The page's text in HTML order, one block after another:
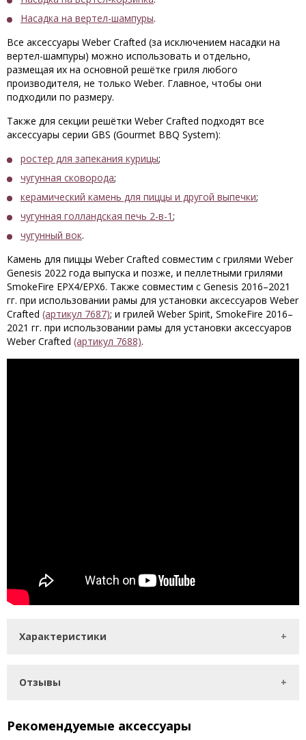
Насадка на вертел-шампуры.
Все аксессуары Weber Crafted (за исключением насадки на
вертел-шампуры) можно использовать и отдельно,
размещая их на основной решётке гриля любого
производителя, не только Weber. Главное, чтобы они
подходили по размеру.
Также для секции решётки Weber Crafted подходят все
аксессуары серии GBS (Gourmet BBQ System):
ростер для запекания курицы;
чугунная сковорода;
керамический камень для пиццы и другой выпечки;
чугунная голландская печь 2-в-1;
чугунный вок.
Камень для пиццы Weber Crafted совместим с грилями Weber
Genesis 2022 года выпуска и позже, и пеллетными грилями
SmokeFire EPX4/EPX6. Также совместим с Genesis 2016–2021
гг. при использовании рамы для установки аксессуаров Weber
Crafted (артикул 7687); и грилей Weber Spirit, SmokeFire 2016–
2021 гг. при использовании рамы для установки аксессуаров
Weber Crafted (артикул 7688).
Характеристики
Отзывы
Рекомендуемые аксессуары